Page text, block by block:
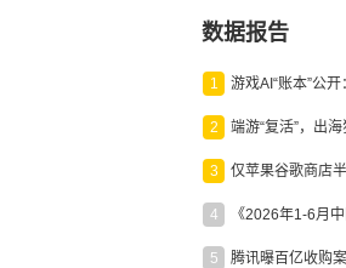
数据报告
1
2
3
4 《2026年1-6月
5